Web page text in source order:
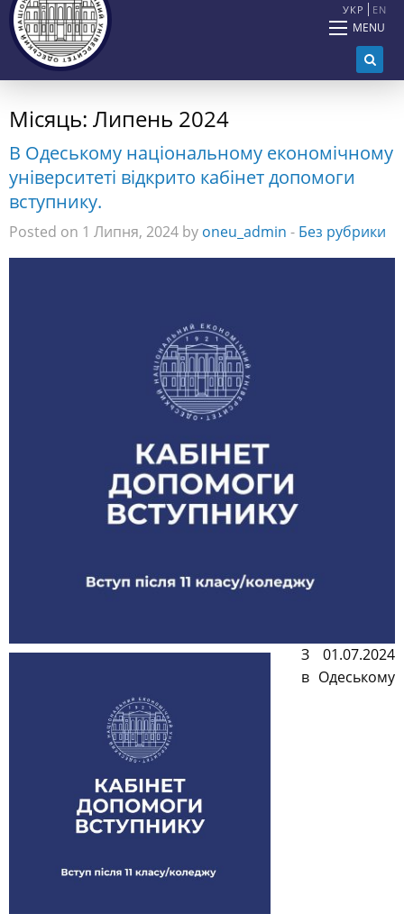
УКР EN
MENU
Місяць: Липень 2024
В Одеському національному економічному
університеті відкрито кабінет допомоги
вступнику.
Posted on 1 Липня, 2024 by oneu_admin - Без рубрики
З 01.07.2024
в Одеському